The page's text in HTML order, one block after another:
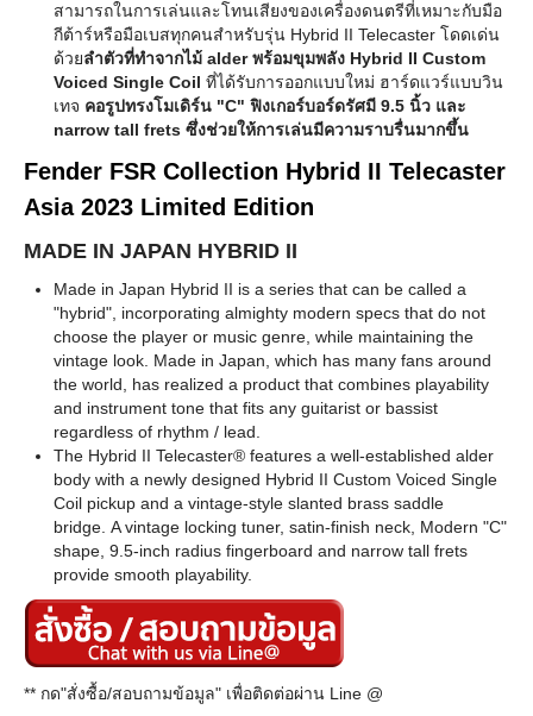
สามารถในการเล่นและโทนเสียงของเครื่องดนตรีที่เหมาะกับมือ
กีต้าร์หรือมือเบสทุกคนสำหรับรุ่น Hybrid II Telecaster โดดเด่น
ด้วยลำตัวที่ทำจากไม้ alder พร้อมขุมพลัง Hybrid II Custom
Voiced Single Coil ที่ได้รับการออกแบบใหม่ ฮาร์ดแวร์แบบวิน
เทจ คอรูปทรงโมเดิร์น "C" ฟิงเกอร์บอร์ดรัศมี 9.5 นิ้ว และ
narrow tall frets ซึ่งช่วยให้การเล่นมีความราบรื่นมากขึ้น
Fender FSR Collection Hybrid II Telecaster
Asia 2023 Limited Edition
MADE IN JAPAN HYBRID II
Made in Japan Hybrid II is a series that can be called a
"hybrid", incorporating almighty modern specs that do not
choose the player or music genre, while maintaining the
vintage look. Made in Japan, which has many fans around
the world, has realized a product that combines playability
and instrument tone that fits any guitarist or bassist
regardless of rhythm / lead.
The Hybrid II Telecaster® features a well-established alder
body with a newly designed Hybrid II Custom Voiced Single
Coil pickup and a vintage-style slanted brass saddle
bridge. A vintage locking tuner, satin-finish neck, Modern "C"
shape, 9.5-inch radius fingerboard and narrow tall frets
provide smooth playability.
** กด"สั่งซื้อ/สอบถามข้อมูล" เพื่อติดต่อผ่าน Line @